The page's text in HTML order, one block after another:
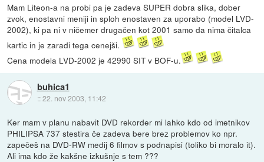
Mam Liteon-a na probi pa je zadeva SUPER dobra slika, dober
zvok, enostavni meniji in sploh enostaven za uporabo (model LVD-
2002), ki pa ni v ničemer drugačen kot 2001 samo da nima čitalca
kartic in je zaradi tega cenejši.
Cena modela LVD-2002 je 42990 SIT v BOF-u.
buhica1
::22. nov 2003, 11:42
Ker mam v planu nabavit DVD rekorder mi lahko kdo od imetnikov
PHILIPSA 737 stestira če zadeva bere brez problemov ko npr.
zapečeš na DVD-RW medij 6 filmov s podnapisi (toliko bi moralo it).
Ali ima kdo že kakšne izkušnje s tem ???